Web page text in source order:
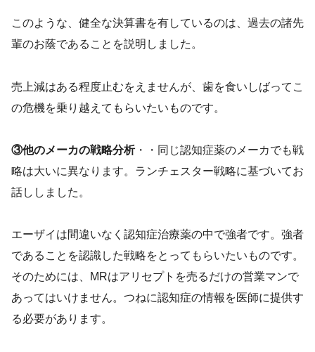
このような、健全な決算書を有しているのは、過去の諸先
輩のお蔭であることを説明しました。
売上減はある程度止むをえませんが、歯を食いしばってこ
の危機を乗り越えてもらいたいものです。
③他のメーカの戦略分析・・同じ認知症薬のメーカでも戦
略は大いに異なります。ランチェスター戦略に基づいてお
話ししました。
エーザイは間違いなく認知症治療薬の中で強者です。強者
であることを認識した戦略をとってもらいたいものです。
そのためには、MRはアリセプトを売るだけの営業マンで
あってはいけません。つねに認知症の情報を医師に提供す
る必要があります。